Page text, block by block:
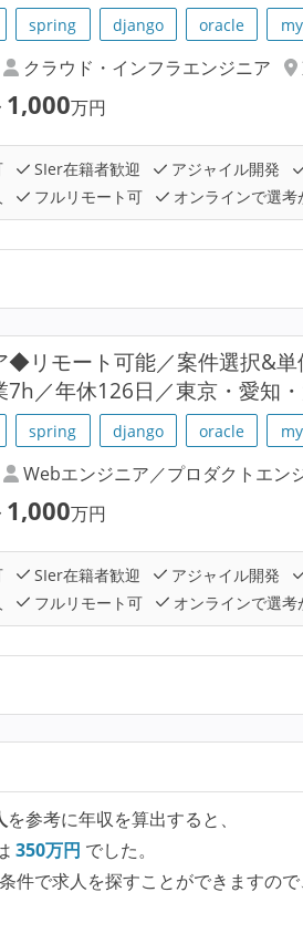
spring django oracle
クラウド・インフラエンジニア
1,000万円
SIer在籍者歓迎 アジャイル開発
フルリモート可 オンラインで選考
◆リモート可能／案件選択&
7h／年休126日／東京・愛知
spring django oracle
Webエンジニア／プロダクトエン
1,000万円
SIer在籍者歓迎 アジャイル開発
フルリモート可 オンラインで選考
を参考に年収を算出すると、
350万円 でした。
件で求人を探すことができますので